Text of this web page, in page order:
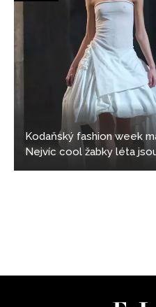
Kodaňský fashion week
Nejvíc cool žabky léta